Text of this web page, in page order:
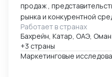
продаж , представительство в
рынка и конкурентной
группе товаров, обзор и
брендов, конкурентов по
национальных
груп потребителей на
Работает в странах
Бахрейн, Катар, ОАЭ, Оман
+3 страны
Маркетинговые